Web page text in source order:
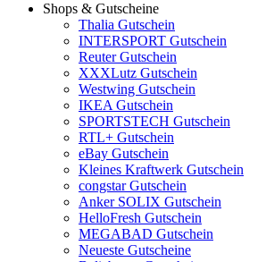
Shops & Gutscheine
Thalia Gutschein
INTERSPORT Gutschein
Reuter Gutschein
XXXLutz Gutschein
Westwing Gutschein
IKEA Gutschein
SPORTSTECH Gutschein
RTL+ Gutschein
eBay Gutschein
Kleines Kraftwerk Gutschein
congstar Gutschein
Anker SOLIX Gutschein
HelloFresh Gutschein
MEGABAD Gutschein
Neueste Gutscheine